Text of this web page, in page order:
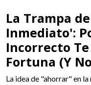
La Trampa
Inmediato':
Incorrecto
Fortuna (Y
La idea de "ahorrar" en